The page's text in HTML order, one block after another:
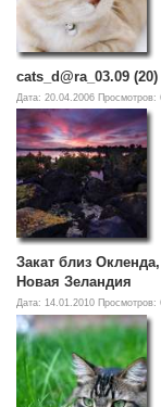
cats_d@ra_03.09 (20)
Дата: 20.04.2006 Просмотров:
Закат близ Окленда,
Новая Зеландия
Дата: 14.01.2010 Просмотров: